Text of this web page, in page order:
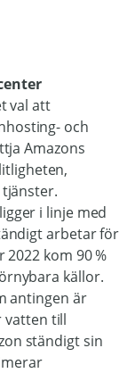
val att
och
Amazons
i linje med
arbetar för
kom 90 %
källor.
antingen är
vatten till
ständigt sin